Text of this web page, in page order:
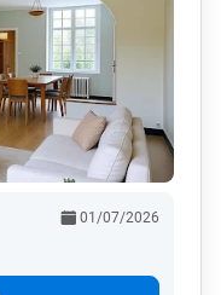
01/07/2026